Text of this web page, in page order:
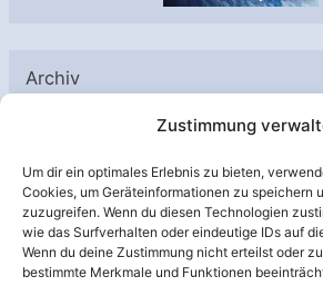
Zustimmung
Um dir ein optimales Erlebnis zu bieten,
Cookies, um Geräteinformationen zu speichern
zuzugreifen. Wenn du diesen Technologien
wie das Surfverhalten oder eindeutige IDs auf
Wenn du deine Zustimmung nicht erteilst oder
bestimmte Merkmale und Funktionen
Archiv
c
h
i
v
Unterstützt von: